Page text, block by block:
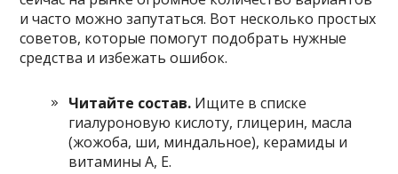
и часто можно запутаться. Вот несколько простых
советов, которые помогут подобрать нужные
средства и избежать ошибок.
Читайте состав. Ищите в списке
гиалуроновую кислоту, глицерин, масла
(жожоба, ши, миндальное), керамиды и
витамины А, Е.